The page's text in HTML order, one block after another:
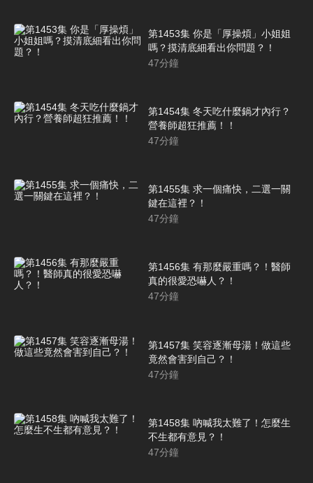
第1453集 你是「厚操煩」小姐姐
嗎？摸清底細看出你問題？！
47分鐘
第1454集 冬天吃什麼鍋才內行？
營養師超狂推薦！！
47分鐘
第1455集 求一個痛快，二選一關
鍵在這裡？！
47分鐘
第1456集 有那麼嚴重嗎？！醫師
真的很愛恐嚇人？！
47分鐘
第1457集 笑容逐漸母湯！做這些
竟然會害到自己？！
47分鐘
第1458集 吶喊我太難了！怎麼生
不生都有意見？！
47分鐘